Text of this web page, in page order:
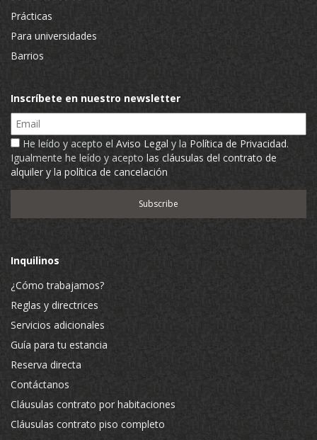
Prácticas
Para universidades
Barrios
Inscríbete en nuestro newsletter
Email
He leído y acepto el Aviso Legal y la Política de Privacidad.
Igualmente he leído y acepto las cláusulas del contrato de
alquiler y la política de cancelación
Inquilinos
¿Cómo trabajamos?
Reglas y directrices
Servicios adicionales
Guía para tu estancia
Reserva directa
Contáctanos
Cláusulas contrato por habitaciones
Cláusulas contrato piso completo